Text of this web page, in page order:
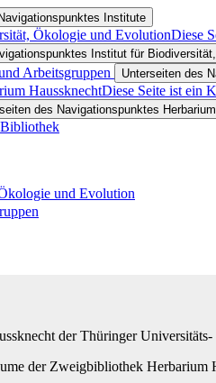
Institute
Ökologie und EvolutionDiese
Institut für
Arbeitsgruppen Unterseiten des
HaussknechtDiese Seite ist ein
des Navigationspunktes
Bibliothek
und Evolution
der Thüringer
der Zweigbibliothek Herbarium